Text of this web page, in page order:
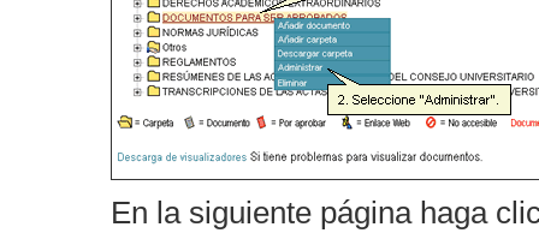
En la siguiente página haga